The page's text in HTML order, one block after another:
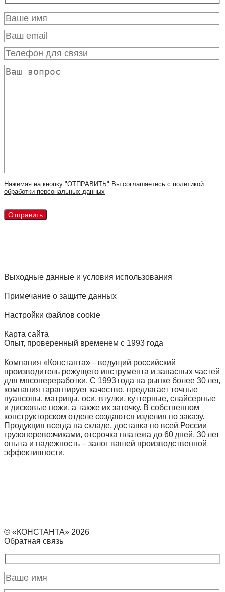
Нажимая на кнопку "ОТПРАВИТЬ" Вы соглашаетесь с политикой
обработки персональных данных
Выходные данные и условия использования
Примечание о защите данных
Настройки файлов cookie
Карта сайта
Опыт, проверенный временем с 1993 года
Компания «Константа» – ведущий российский
производитель режущего инструмента и запасных частей
для мясопереработки. С 1993 года на рынке более 30 лет,
компания гарантирует качество, предлагает точные
пуансоны, матрицы, оси, втулки, куттерные, слайсерные
и дисковые ножи, а также их заточку. В собственном
конструкторском отделе создаются изделия по заказу.
Продукция всегда на складе, доставка по всей России
грузоперевозчиками, отсрочка платежа до 60 дней. 30 лет
опыта и надежность – залог вашей производственной
эффективности.
© «КОНСТАНТА» 2026
Обратная связь